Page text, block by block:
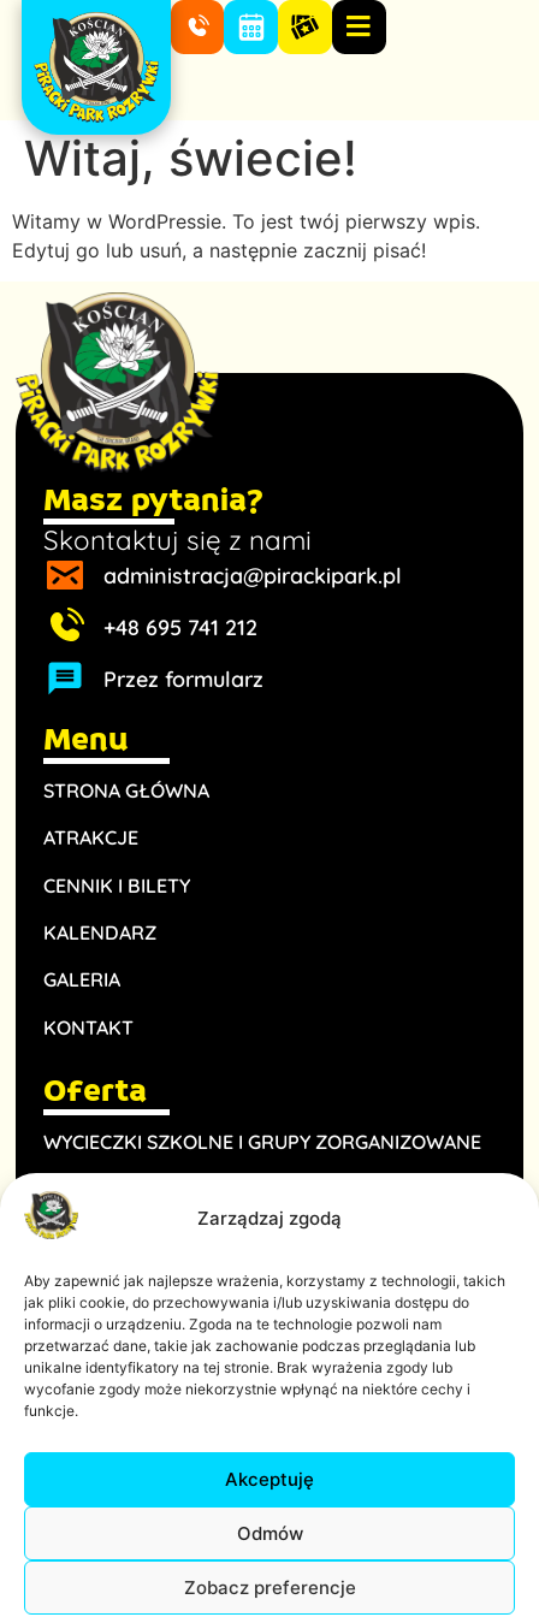
Zarządzaj zgodą
Aby zapewnić jak najlepsze wrażenia, korzystamy z technologii, takich
jak pliki cookie, do przechowywania i/lub uzyskiwania dostępu do
informacji o urządzeniu. Zgoda na te technologie pozwoli nam
przetwarzać dane, takie jak zachowanie podczas przeglądania lub
unikalne identyfikatory na tej stronie. Brak wyrażenia zgody lub
wycofanie zgody może niekorzystnie wpłynąć na niektóre cechy i
funkcje.
Akceptuję
Odmów
Zobacz preferencje
Witaj, świecie!
Witamy w WordPressie. To jest twój pierwszy wpis.
Edytuj go lub usuń, a następnie zacznij pisać!
Masz pytania?
Skontaktuj się z nami
administracja@pirackipark.pl
+48 695 741 212
Przez formularz
Menu
STRONA GŁÓWNA
ATRAKCJE
CENNIK I BILETY
KALENDARZ
GALERIA
KONTAKT
Oferta
WYCIECZKI SZKOLNE I GRUPY ZORGANIZOWANE
URODZINY DLA DZIECI
IMPREZY FIRMOWE
GOŚCIE INDYWIDUALNI
PIRACKIE WAKACJE
Inne
Nenufar Fun Factory Sp. z o.o